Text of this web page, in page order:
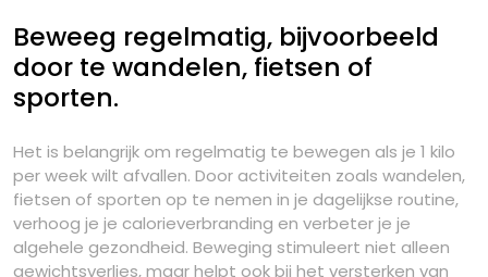
Beweeg regelmatig, bijvoorbeeld
door te wandelen, fietsen of
sporten.
Het is belangrijk om regelmatig te bewegen als je 1 kilo
per week wilt afvallen. Door activiteiten zoals wandelen,
fietsen of sporten op te nemen in je dagelijkse routine,
verhoog je je calorieverbranding en verbeter je je
algehele gezondheid. Beweging stimuleert niet alleen
gewichtsverlies, maar helpt ook bij het versterken van